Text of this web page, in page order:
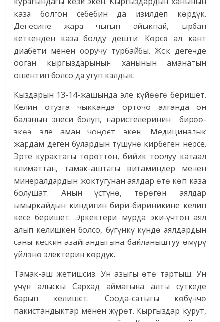
каза болгон себебин да изилдеп көрдүк.
Денесине жара чыгып айыкпай, ырбап
кеткенден каза болду дешти. Көрсө ал кант
диабети менен ооручу турбайбы. Жок дегенде
ооган кыргыздарынын ханынын аманатын
ошентип болсо да угуп калдык.
Кыздарын 13-14-жашында эле күйөөгө беришет.
Келин отузга чыкканда орточо алганда он
баланын энеси болуп, наристелеринин бирөө-
экөө эле аман чоңоёт экен. Медициналык
жардам деген булардын түшүнө кирбеген нерсе.
Эрте курактагы төрөттөн, бийик тоолуу катаал
климаттан, тамак-аштагы витаминдер менен
минералдардын жоктугунан аялдар өтө көп каза
болушат. Анын үстүнө, төрөгөн аялдар
ымыркайдын киндигин бири-бириникине келип
кесе беришет. Эркектери мурда эки-үчтөн аял
алып келишкен болсо, бүгүнкү күндө аялдардын
саны кескин азайгандыгына байланыштуу өмүрү
үйлөнө электерин көрдүк.
Тамак-аш жетишсиз. Ун азыгы өтө тартыш. Ун
үчүн алыскы Сархад аймагына алты суткеде
барып келишет. Соода-сатыгы көбүнчө
пакистандыктар менен жүрөт. Кыргыздар курут,